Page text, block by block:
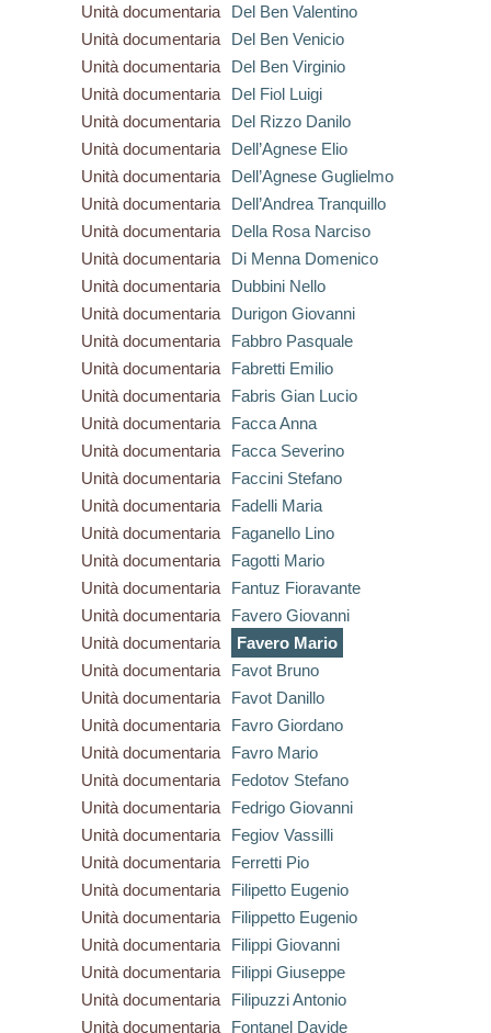
Unità documentaria
Del Ben Valentino
Unità documentaria
Del Ben Venicio
Unità documentaria
Del Ben Virginio
Unità documentaria
Del Fiol Luigi
Unità documentaria
Del Rizzo Danilo
Unità documentaria
Dell’Agnese Elio
Unità documentaria
Dell’Agnese Guglielmo
Unità documentaria
Dell’Andrea Tranquillo
Unità documentaria
Della Rosa Narciso
Unità documentaria
Di Menna Domenico
Unità documentaria
Dubbini Nello
Unità documentaria
Durigon Giovanni
Unità documentaria
Fabbro Pasquale
Unità documentaria
Fabretti Emilio
Unità documentaria
Fabris Gian Lucio
Unità documentaria
Facca Anna
Unità documentaria
Facca Severino
Unità documentaria
Faccini Stefano
Unità documentaria
Fadelli Maria
Unità documentaria
Faganello Lino
Unità documentaria
Fagotti Mario
Unità documentaria
Fantuz Fioravante
Unità documentaria
Favero Giovanni
Unità documentaria
Favero Mario
Unità documentaria
Favot Bruno
Unità documentaria
Favot Danillo
Unità documentaria
Favro Giordano
Unità documentaria
Favro Mario
Unità documentaria
Fedotov Stefano
Unità documentaria
Fedrigo Giovanni
Unità documentaria
Fegiov Vassilli
Unità documentaria
Ferretti Pio
Unità documentaria
Filipetto Eugenio
Unità documentaria
Filippetto Eugenio
Unità documentaria
Filippi Giovanni
Unità documentaria
Filippi Giuseppe
Unità documentaria
Filipuzzi Antonio
Unità documentaria
Fontanel Davide